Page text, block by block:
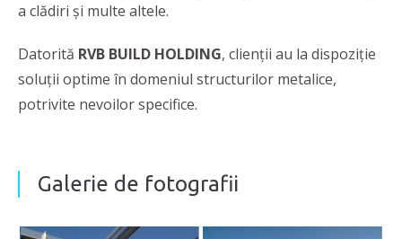
a clădiri și multe altele.
Datorită RVB BUILD HOLDING, clienţii au la dispoziţie
soluţii optime în domeniul structurilor metalice,
potrivite nevoilor specifice.
Galerie de fotografii